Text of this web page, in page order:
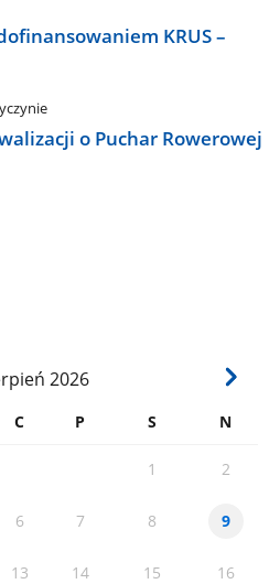
KRUS –
o Puchar Rowerowej
2026
C P S N
1 2
6 7 8 9
13 14 15 16